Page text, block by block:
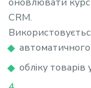
CRM.
обліку